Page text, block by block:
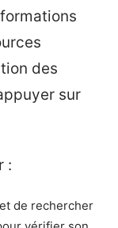
des
sur
:
de rechercher